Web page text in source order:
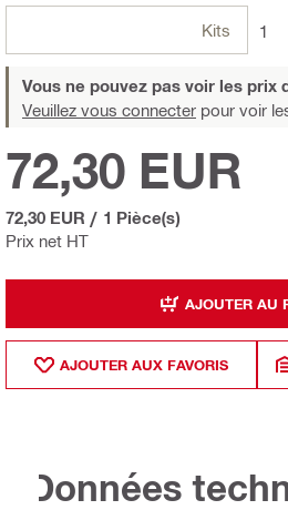
Kits 1
Vous ne pouvez pas voir les prix
Veuillez vous connecter pour voir
Prix net HT
72,30 EUR
72,30 EUR / 1 Pièce(s)
AJOUTER AU
AJOUTER AUX FAVORIS
Données